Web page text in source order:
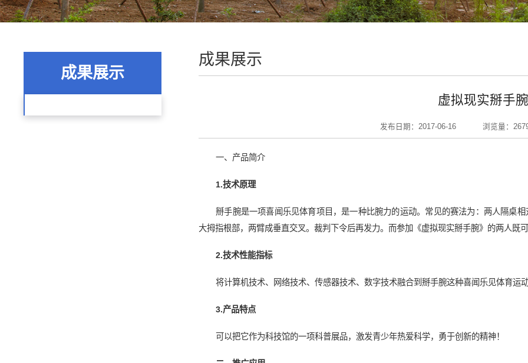
成果展示
成果展示
虚拟现实掰手
发布日期：2017-06-16 浏览量：
一、产品简介
1.技术原理
掰手腕是一项喜闻乐见体育项目，是一种比腕力的运动。常见的赛法为：两人隔桌
大拇指根部，两臂成垂直交叉。裁判下令后再发力。而参加《虚拟现实掰手腕》的两人既
2.技术性能指标
将计算机技术、网络技术、传感器技术、数字技术融合到掰手腕这种喜闻乐见体育运
3.产品特点
可以把它作为科技馆的一项科普展品，激发青少年热爱科学，勇于创新的精神！